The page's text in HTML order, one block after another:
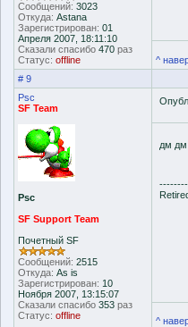
Сообщений: 3023
Откуда: Astana
Зарегистрирован: 01
Апреля 2007, 18:11:10
Сказали спасибо 470 раз
Статус: offline
^
# 9
Psc
SF Team
Psc
SF Support Team
Почетный SF
Сообщений: 2515
Откуда: As is
Зарегистрирован: 10
Ноября 2007, 13:15:07
Сказали спасибо 353 раз
Статус: offline
дм
^